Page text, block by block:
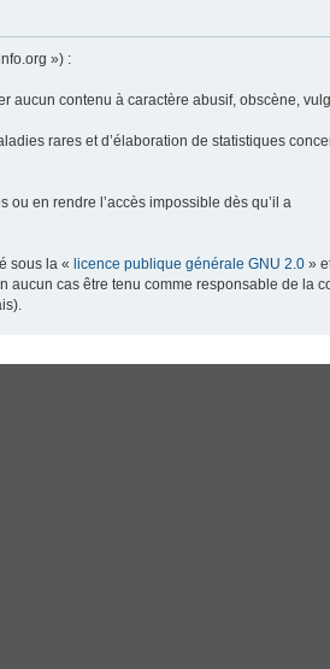
») :
aucun contenu à caractère abusif, obscène,
rares et d’élaboration de statistiques
en rendre l’accès impossible dès qu’il a
sous la « licence publique générale GNU 2.0 »
aucun cas être tenu comme responsable de la